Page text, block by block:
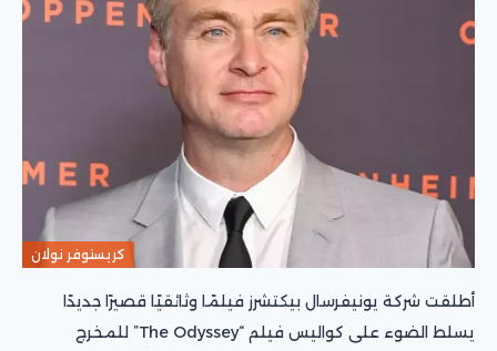
كريستوفر نولان
أطلقت شركة يونيفرسال بيكتشرز فيلمًا وثائقيًا قصيرًا جديدًا
يسلط الضوء على كواليس فيلم “The Odyssey” للمخرج